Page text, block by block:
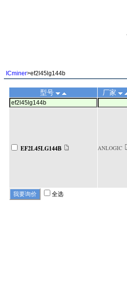
ICminer>ef2l45lg144b
型号 厂家
EF2L45LG144B ANLOGIC
全选